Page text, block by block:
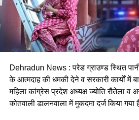
Dehradun News : परेड ग्राउण्ड स्थित
के आत्मदाह की धमकी देने व सरकारी कार्यों में
महिला कांग्रेस प्रदेश अध्यक्ष ज्योति रौतेला व
कोतवाली डालनवाला में मुकदमा दर्ज किया गया